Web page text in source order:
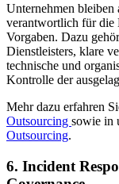
Unternehmen bleiben
verantwortlich für die
Vorgaben. Dazu
Dienstleisters, klare
technische und
Kontrolle der
Mehr dazu erfahren
Outsourcing sowie in
Outsourcing.
6. Incident